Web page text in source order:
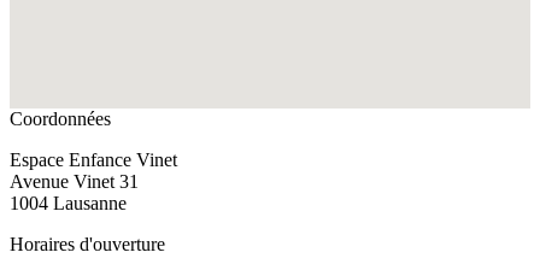
Coordonnées
Espace Enfance Vinet
Avenue Vinet 31
1004 Lausanne
Horaires d'ouverture